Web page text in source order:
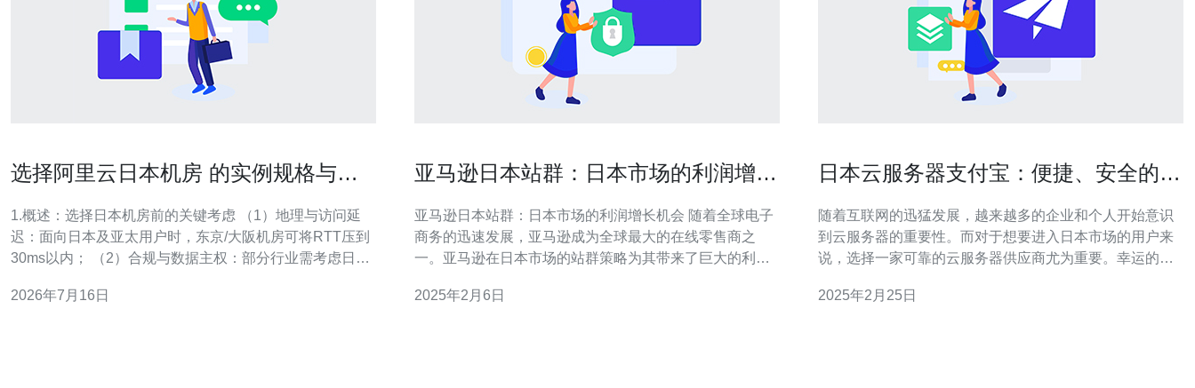
选择阿里云日本机房 的实例规格与存
1.概述：选择日本机房前的关键考虑 （1）地理与访问延
迟：面向日本及亚太用户时，东京/大阪机房可将RTT压到
30ms以内； （2）合规与数据主权：部分行业需考虑日本
突发带宽和持续带宽决定实例和CDN选择； （4）存储访
2026年7月16日
亚马逊日本站群：日本市场的利润增长
亚马逊日本站群：日本市场的利润增长机会 随着全球电子
商务的迅速发展，亚马逊成为全球最大的在线零售商之
一。亚马逊在日本市场的站群策略为其带来了巨大的利润
本市场对于亚马逊的增长至关重要。 亚马逊日本站群是指
2025年2月6日
日本云服务器支付宝：便捷、安全的选
随着互联网的迅猛发展，越来越多的企业和个人开始意识
到云服务器的重要性。而对于想要进入日本市场的用户来
说，选择一家可靠的云服务器供应商尤为重要。幸运的
服务器提供了简单易用的界面，使用户能够轻松管理和控
2025年2月25日